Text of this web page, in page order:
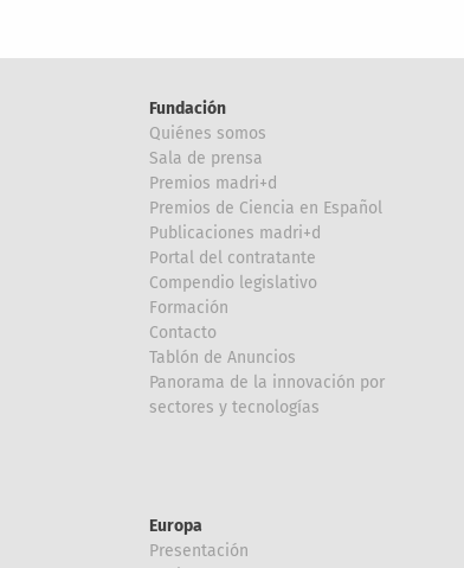
Fundación
Quiénes somos
Sala de prensa
Premios madri+d
Premios de Ciencia en Español
Publicaciones madri+d
Portal del contratante
Compendio legislativo
Formación
Contacto
Tablón de Anuncios
Panorama de la innovación por
sectores y tecnologías
Europa
Presentación